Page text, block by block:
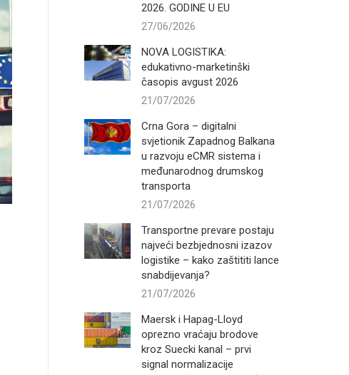
2026. GODINE U EU
27/06/2026
NOVA LOGISTIKA:
edukativno-marketinški
časopis avgust 2026
21/07/2026
Crna Gora – digitalni
svjetionik Zapadnog Balkana
u razvoju eCMR sistema i
međunarodnog drumskog
transporta
21/07/2026
Transportne prevare postaju
najveći bezbjednosni izazov
logistike – kako zaštititi lance
snabdijevanja?
21/07/2026
Maersk i Hapag-Lloyd
oprezno vraćaju brodove
kroz Suecki kanal – prvi
signal normalizacije